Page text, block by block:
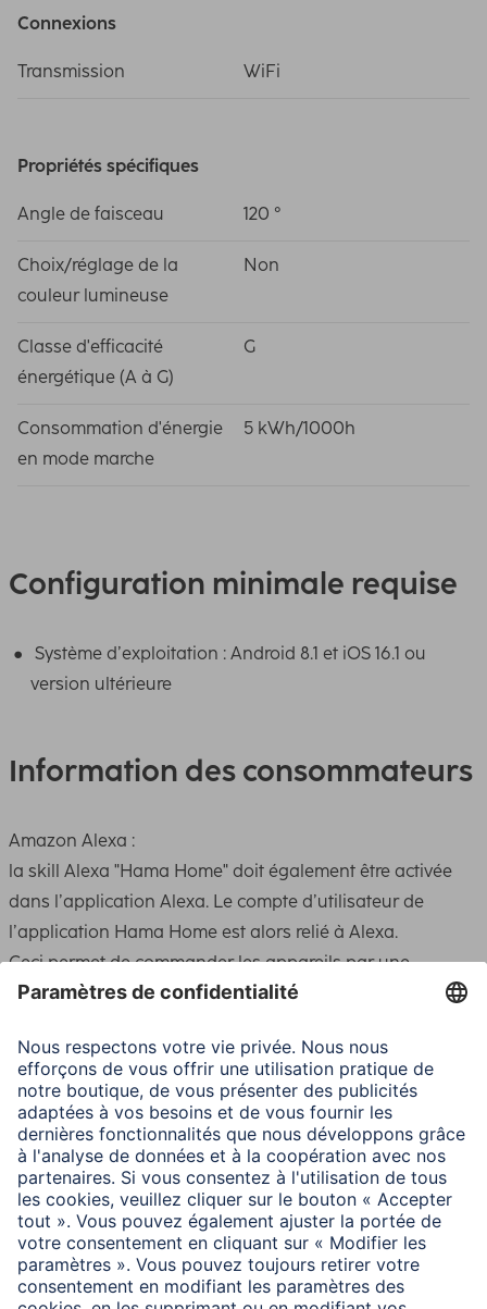
Connexions
Transmission WiFi
Propriétés spécifiques
Angle de faisceau 120 °
Choix/réglage de la
couleur lumineuse
Non
Classe d'efficacité
énergétique (A à G)
G
Consommation d'énergie
en mode marche
5 kWh/1000h
Configuration minimale requise
Système d’exploitation : Android 8.1 et iOS 16.1 ou
version ultérieure
Information des consommateurs
Amazon Alexa :
la skill Alexa "Hama Home" doit également être activée
dans l’application Alexa. Le compte d’utilisateur de
l’application Hama Home est alors relié à Alexa.
Ceci permet de commander les appareils par une
commande vocale (par ex. mise sous/hors tension,
couleur).
Assistant Google :
le service "Hama Home" doit également être activé dans
l’application Google Home. Le compte d’utilisateur de
l’application Hama Home est alors relié à Google.
Ceci permet de commander les appareils par une
commande vocale (par ex. mise sous/hors tension,
réglage en continu, changement de la température de